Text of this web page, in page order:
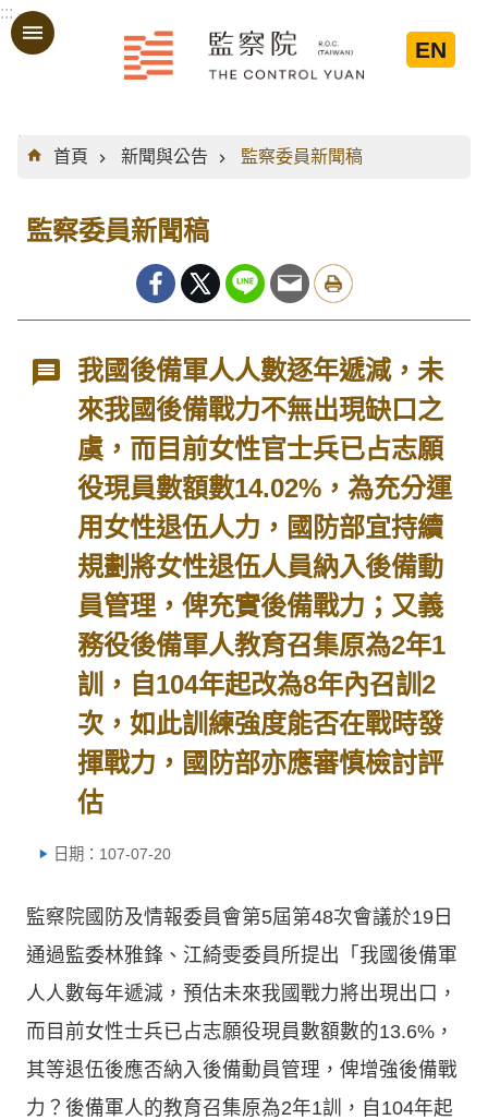
跳到主要內容區塊
:::
EN
:::
首頁
新聞與公告 監察委員新聞稿
監察委員新聞稿
我國後備軍人人數逐年遞減，未
來我國後備戰力不無出現缺口之
虞，而目前女性官士兵已占志願
役現員數額數14.02%，為充分運
用女性退伍人力，國防部宜持續
規劃將女性退伍人員納入後備動
員管理，俾充實後備戰力；又義
務役後備軍人教育召集原為2年1
訓，自104年起改為8年內召訓2
次，如此訓練強度能否在戰時發
揮戰力，國防部亦應審慎檢討評
估
日期：107-07-20
監察院國防及情報委員會第5屆第48次會議於19日
通過監委林雅鋒、江綺雯委員所提出「我國後備軍
人人數每年遞減，預估未來我國戰力將出現出口，
而目前女性士兵已占志願役現員數額數的13.6%，
其等退伍後應否納入後備動員管理，俾增強後備戰
力？後備軍人的教育召集原為2年1訓，自104年起